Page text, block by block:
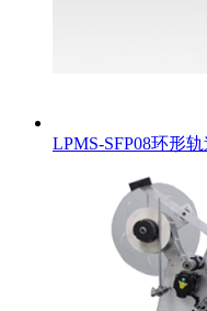
LPMS-SFP08环形